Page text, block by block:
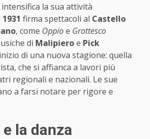
la sua attività
1931 firma spettacoli al Castello
, come Oppioe Grottesco
di Malipieroe Pick
di una nuova stagione: quella
che si affianca a lavori più
regionali e nazionali. Le sue
a farsi notare per rigore e
la danza